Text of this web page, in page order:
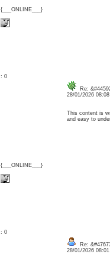
{___ONLINE___}
: 0
{___ONLINE___}
Re:
28/01/2026
This content is
and easy to
: 0
Re:
28/01/2026